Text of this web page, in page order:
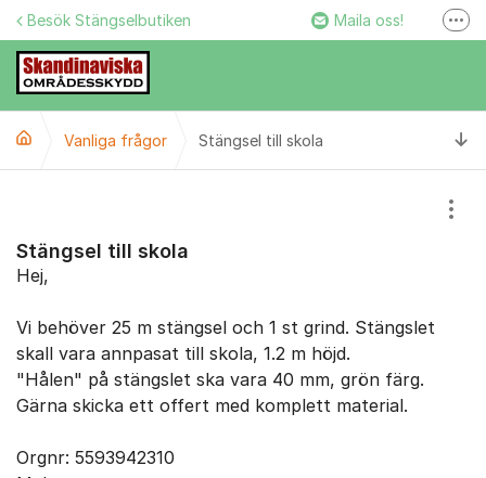
Hoppa till innehåll
Besök Stängselbutiken Maila oss!
Facebook
Vanliga frågor Stängsel till skola
Stängsel till skola
Hej,
Vi behöver 25 m stängsel och 1 st grind. Stängslet
skall vara annpasat till skola, 1.2 m höjd.
"Hålen" på stängslet ska vara 40 mm, grön färg.
Gärna skicka ett offert med komplett material.
Orgnr: 5593942310